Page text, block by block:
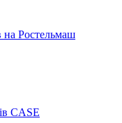
на Ростельмаш
CASE